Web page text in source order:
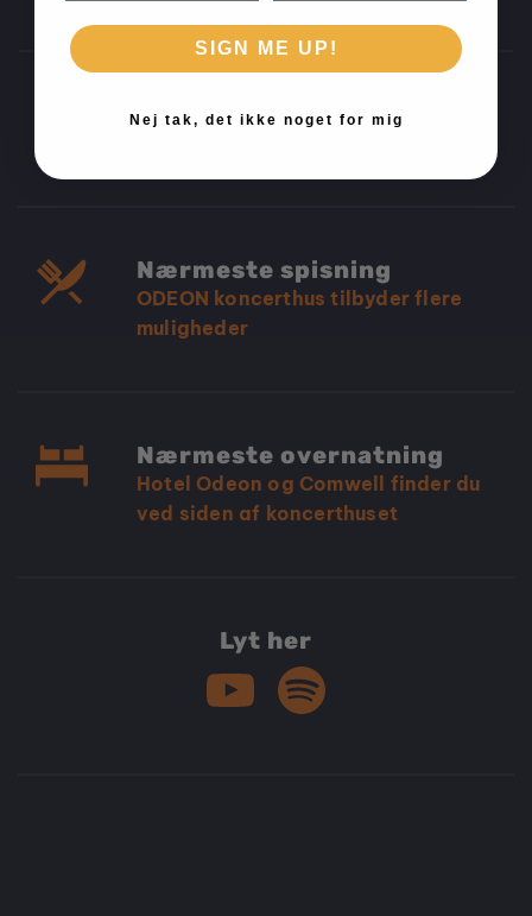
Arrangør
Nærmeste spisning
ODEON koncerthus tilbyder flere
muligheder
Nærmeste overnatning
Hotel Odeon og Comwell finder du
ved siden af koncerthuset
Lyt her
SIGN ME UP!
Nej tak, det ikke noget for mig